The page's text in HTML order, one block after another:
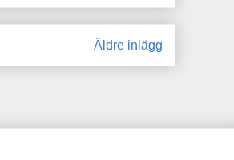
Äldre inlägg